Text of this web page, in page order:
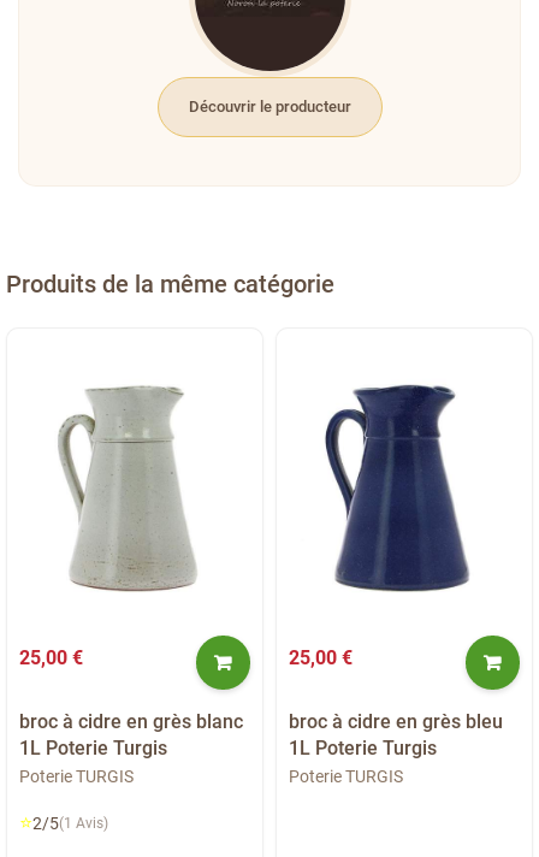
Découvrir le producteur
Produits de la même catégorie
25,00 €
broc à cidre en grès blanc
1L Poterie Turgis
Poterie TURGIS
⭐2/5(1 Avis)
25,00 €
broc à cidre en grès bleu
1L Poterie Turgis
Poterie TURGIS